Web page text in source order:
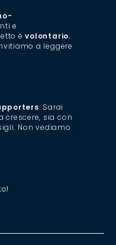
e
èvolontario.
a leggere
. Sarai
crescere, sia con
Non vediamo